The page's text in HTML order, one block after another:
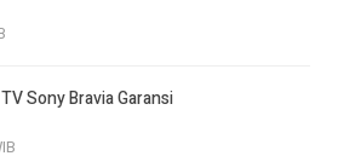
Sony Bravia Garansi